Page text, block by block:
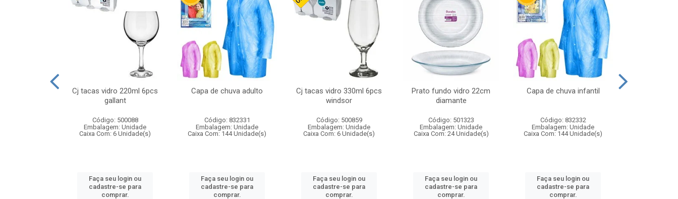
Cj tacas vidro 220ml 6pcs
gallant
Código: 500088
Embalagem: Unidade
Caixa Com: 6 Unidade(s)
Faça seu login ou
cadastre-se para
comprar.
Capa de chuva adulto
Código: 832331
Embalagem: Unidade
Caixa Com: 144 Unidade(s)
Faça seu login ou
cadastre-se para
comprar.
Cj tacas vidro 330ml 6pcs
windsor
Código: 500859
Embalagem: Unidade
Caixa Com: 6 Unidade(s)
Faça seu login ou
cadastre-se para
comprar.
Prato fundo vidro 22cm
diamante
Código: 501323
Embalagem: Unidade
Caixa Com: 24 Unidade(s)
Faça seu login ou
cadastre-se para
comprar.
Capa de chuva infantil
Código: 832332
Embalagem: Unidade
Caixa Com: 144 Unidade(s)
Faça seu login ou
cadastre-se para
comprar.